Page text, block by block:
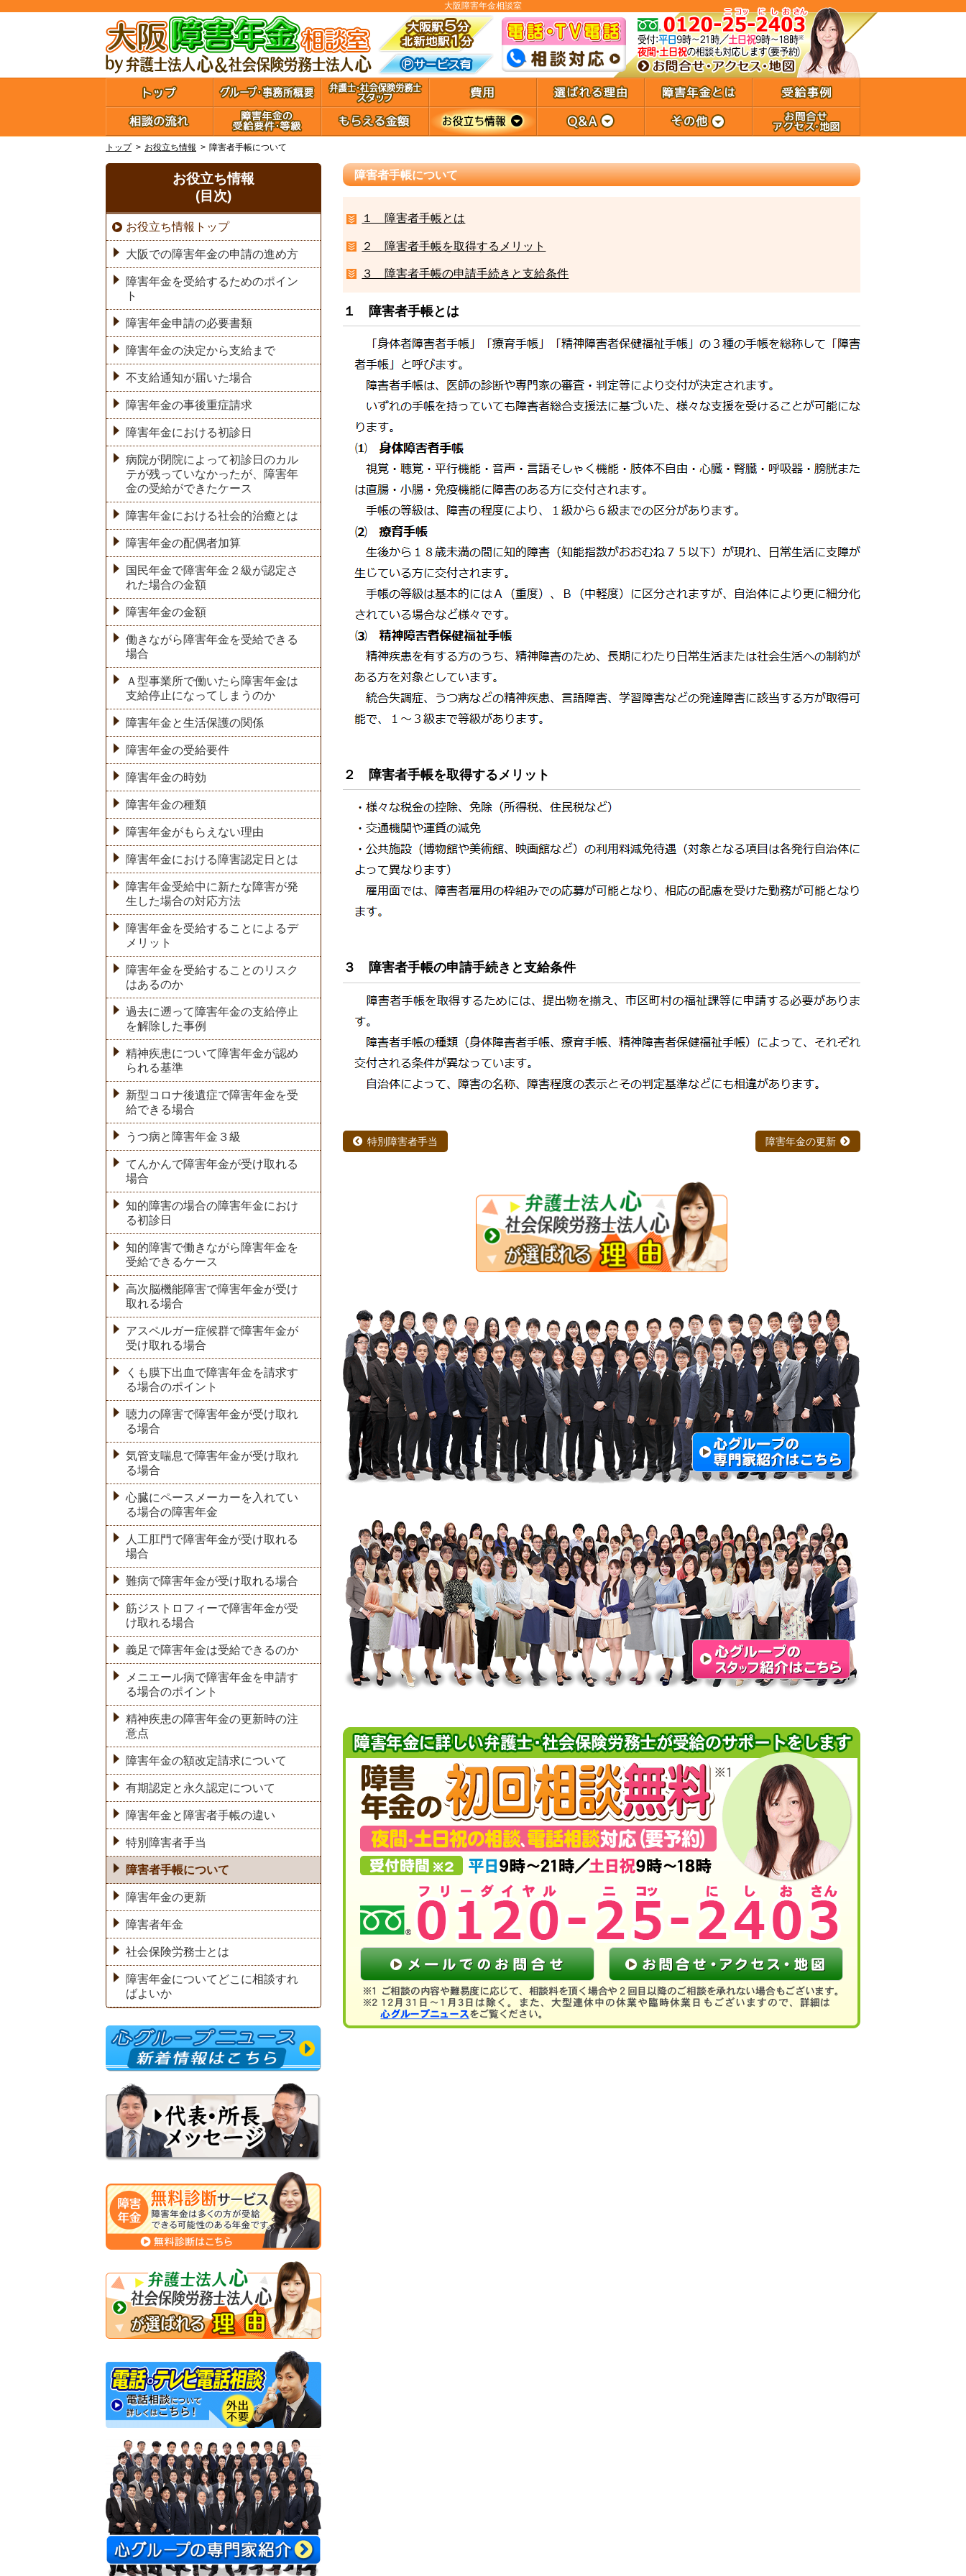
大阪障害年金相談室
トップ お役立ち情報 障害者手帳について
障害者手帳について
１ 障害者手帳とは
２ 障害者手帳を取得するメリット
３ 障害者手帳の申請手続きと支給条件
１ 障害者手帳とは
２ 障害者手帳を取得するメリット
３ 障害者手帳の申請手続きと支給条件
特別障害者手当 障害年金の更新
お役立ち情報
(目次)
お役立ち情報トップ
大阪での障害年金の申請の進め方
障害年金を受給するためのポイン
ト
障害年金申請の必要書類
障害年金の決定から支給まで
不支給通知が届いた場合
障害年金の事後重症請求
障害年金における初診日
病院が閉院によって初診日のカル
テが残っていなかったが、障害年
金の受給ができたケース
障害年金における社会的治癒とは
障害年金の配偶者加算
国民年金で障害年金２級が認定さ
れた場合の金額
障害年金の金額
働きながら障害年金を受給できる
場合
Ａ型事業所で働いたら障害年金は
支給停止になってしまうのか
障害年金と生活保護の関係
障害年金の受給要件
障害年金の時効
障害年金の種類
障害年金がもらえない理由
障害年金における障害認定日とは
障害年金受給中に新たな障害が発
生した場合の対応方法
障害年金を受給することによるデ
メリット
障害年金を受給することのリスク
はあるのか
過去に遡って障害年金の支給停止
を解除した事例
精神疾患について障害年金が認め
られる基準
新型コロナ後遺症で障害年金を受
給できる場合
うつ病と障害年金３級
てんかんで障害年金が受け取れる
場合
知的障害の場合の障害年金におけ
る初診日
知的障害で働きながら障害年金を
受給できるケース
高次脳機能障害で障害年金が受け
取れる場合
アスペルガー症候群で障害年金が
受け取れる場合
くも膜下出血で障害年金を請求す
る場合のポイント
聴力の障害で障害年金が受け取れ
る場合
気管支喘息で障害年金が受け取れ
る場合
心臓にペースメーカーを入れてい
る場合の障害年金
人工肛門で障害年金が受け取れる
場合
難病で障害年金が受け取れる場合
筋ジストロフィーで障害年金が受
け取れる場合
義足で障害年金は受給できるのか
メニエール病で障害年金を申請す
る場合のポイント
精神疾患の障害年金の更新時の注
意点
障害年金の額改定請求について
有期認定と永久認定について
障害年金と障害者手帳の違い
特別障害者手当
障害者手帳について
障害年金の更新
障害者年金
社会保険労務士とは
障害年金についてどこに相談すれ
ばよいか